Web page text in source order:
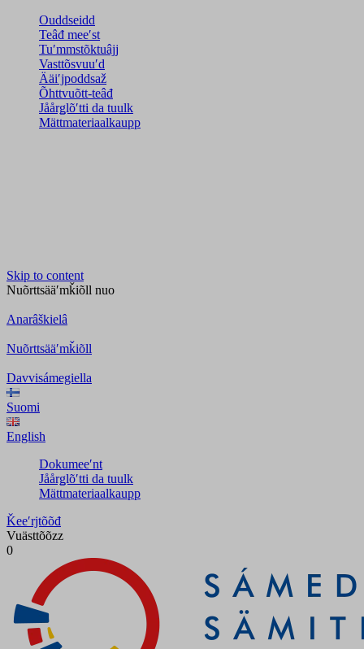
Ouddseidd
Teâđ meeʹst
Tuʹmmstõktuâjj
Vasttõsvuuʹd
Ääiʹjpoddsaž
Õhttvuõtt-teâđ
Jåårǥlõʹtti da tuulk
Mättmateriaalkaupp
Skip to content
Nuõrttsääʹmǩiõll nuo
Anarâškielâ
Nuõrttsääʹmǩiõll
Davvisámegiella
Suomi
English
Dokumeeʹnt
Jåårǥlõʹtti da tuulk
Mättmateriaalkaupp
Ǩeeʹrjtõõđ
Vuästtõõzz
0